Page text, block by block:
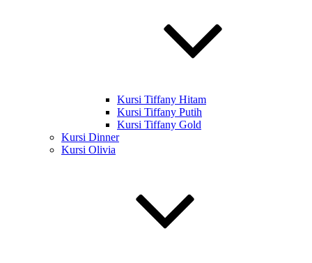
Kursi Tiffany Hitam
Kursi Tiffany Putih
Kursi Tiffany Gold
Kursi Dinner
Kursi Olivia